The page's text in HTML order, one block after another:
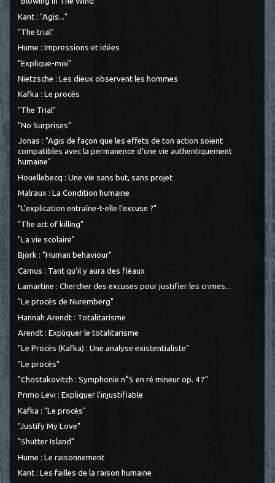
Kant : "Agis..."
"The trial"
Hume : Impressions et idées
"Explique-moi"
Nietzsche : Les dieux observent les hommes
Kafka : Le procès
"The Trial"
"No Surprises"
Jonas : "Agis de façon que les effets de ton action soient
compatibles avec la permanence d’une vie authentiquement
humaine"
Houellebecq : Une vie sans but, sans projet
Malraux : La Condition humaine
"L’explication entraîne-t-elle l’excuse ?"
"The act of killing"
"La vie scolaire"
Björk : "Human behaviour"
Camus : Tant qu'il y aura des fléaux
Lamartine : Chercher des excuses pour justifier les crimes...
"Le procès de Nuremberg"
Hannah Arendt : Totalitarisme
Arendt : Expliquer le totalitarisme
"Le Procès (Kafka) : Une analyse existentialiste"
"Le procès"
"Chostakovitch : Symphonie n°5 en ré mineur op. 47"
Primo Levi : Expliquer l'injustifiable
Kafka : "Le procès"
"Justify My Love"
"Shutter Island"
Hume : Le raisonnement
Kant : Les failles de la raison humaine